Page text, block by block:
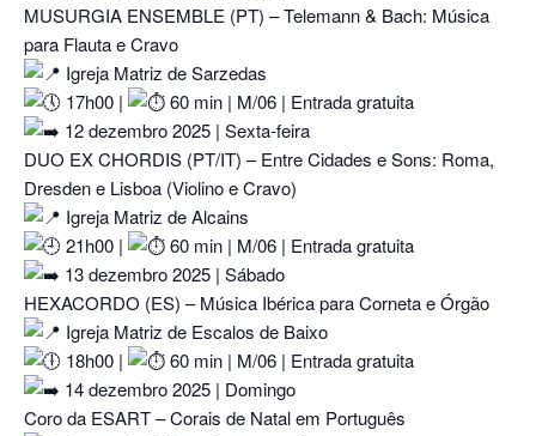
MUSURGIA ENSEMBLE (PT) – Telemann & Bach: Música
para Flauta e Cravo
Igreja Matriz de Sarzedas
17h00 |
60 min | M/06 | Entrada gratuita
12 dezembro 2025 | Sexta-feira
DUO EX CHORDIS (PT/IT) – Entre Cidades e Sons: Roma,
Dresden e Lisboa (Violino e Cravo)
Igreja Matriz de Alcains
21h00 |
60 min | M/06 | Entrada gratuita
13 dezembro 2025 | Sábado
HEXACORDO (ES) – Música Ibérica para Corneta e Órgão
Igreja Matriz de Escalos de Baixo
18h00 |
60 min | M/06 | Entrada gratuita
14 dezembro 2025 | Domingo
Coro da ESART – Corais de Natal em Português